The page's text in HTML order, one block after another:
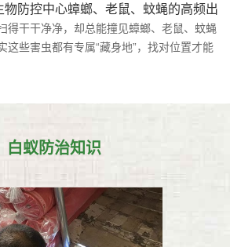
物防控中心蟑螂、老鼠、蚊蝇的高频出
得干干净净，却总能撞见蟑螂、老鼠、蚊蝇
这些害虫都有专属“藏身地”，找对位置才能
白蚁防治知识